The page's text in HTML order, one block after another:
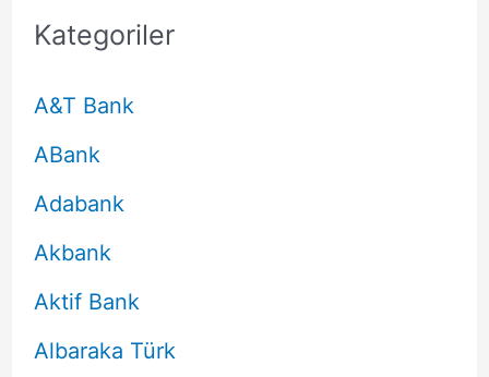
Kategoriler
A&T Bank
ABank
Adabank
Akbank
Aktif Bank
Albaraka Türk